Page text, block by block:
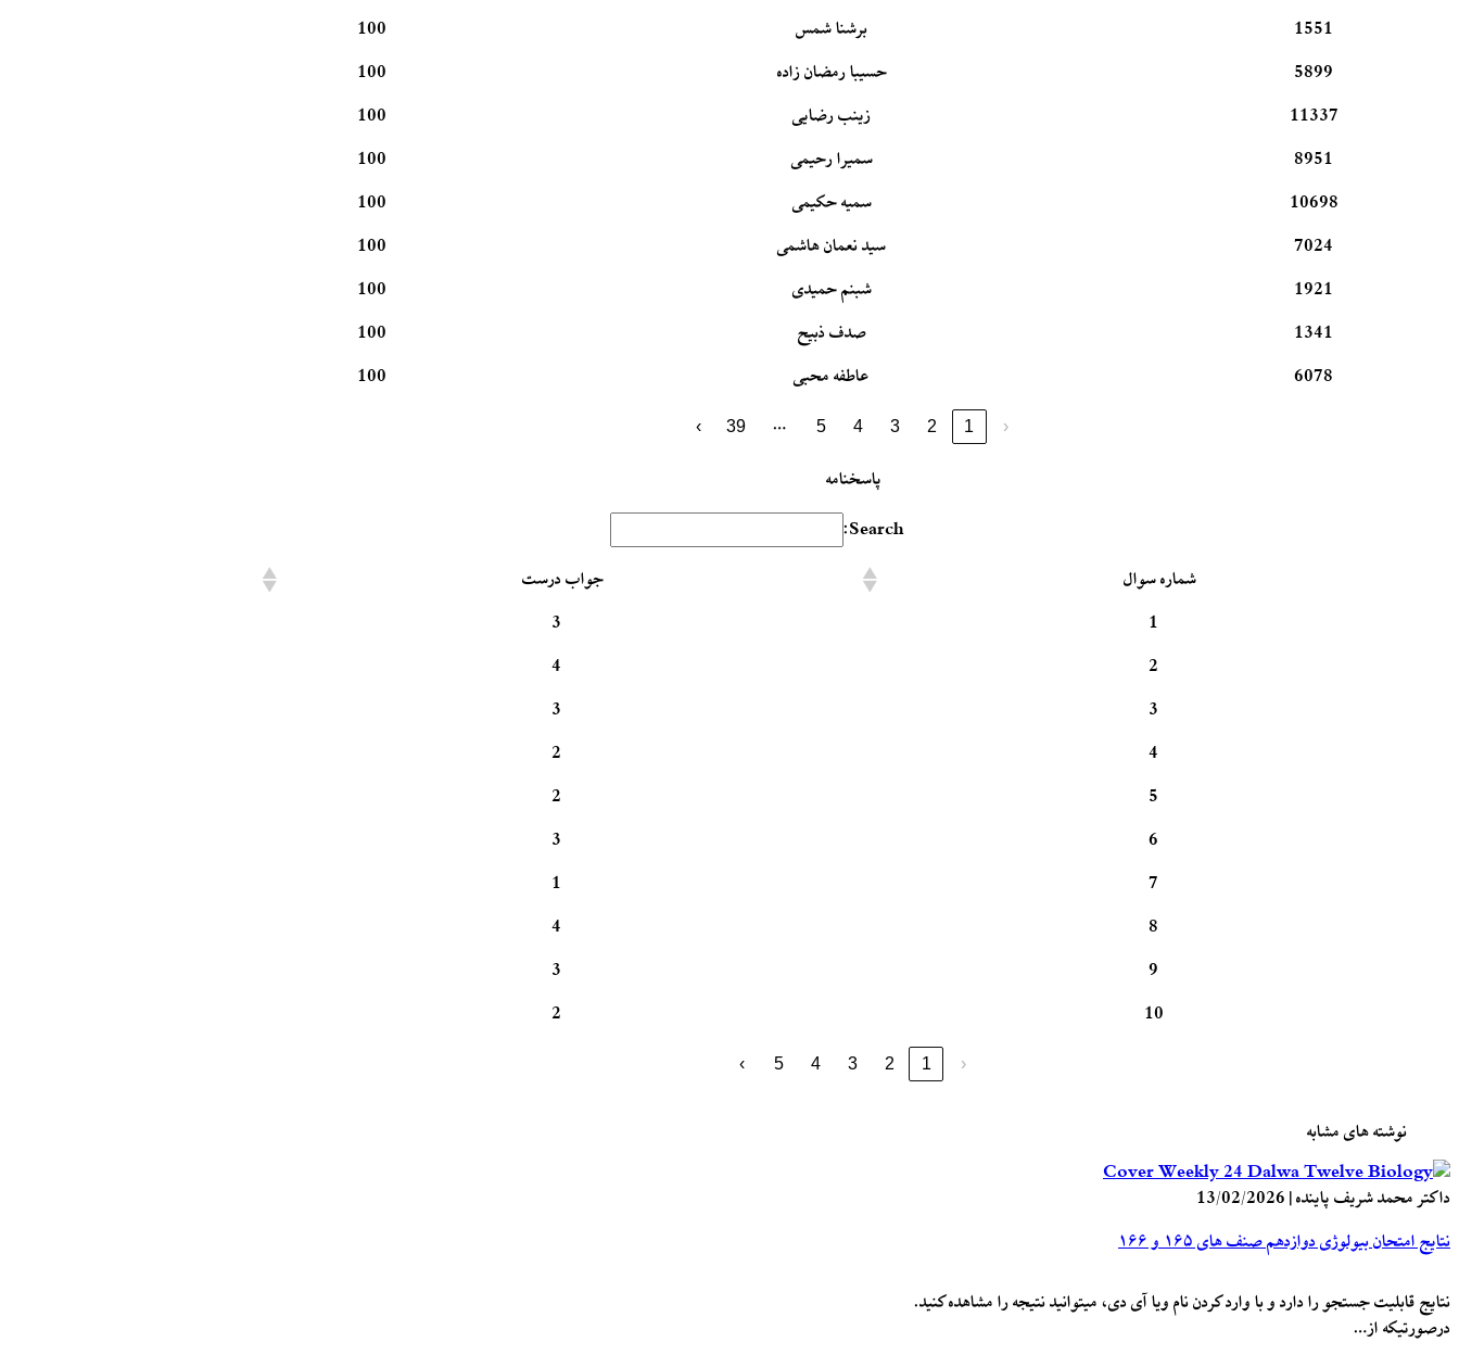
1551
برشنا شمس
100
5899
حسیبا رمضان زاده
100
11337
زینب رضایی
100
8951
سمیرا رحیمی
100
10698
سمیه حکیمی
100
7024
سید نعمان هاشمی
100
1921
شبنم حمیدی
100
1341
صدف ذبیح
100
6078
عاطفه محبی 100
‹
1
2
3
4
5
…
39
›
پاسخنامه
Search:
شماره سوال
جواب درست
1
3
2
4
3
3
4
2
5
2
6
3
7
1
8
4
9
3
10
2
‹
1
2
3
4
5
›
نوشته های مشابه
داکتر محمد شریف پاینده|
13/02/2026
نتایج امتحان بیولوژی دوازدهم صنف های ۱۶۵ و ۱۶۶
نتایج قابلیت جستجو را دارد و با وارد کردن نام ویا آی دی، میتوانید نتیجه را مشاهده کنید.
درصورتیکه از…